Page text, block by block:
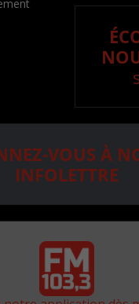
VOUS À
INFOLETTRE